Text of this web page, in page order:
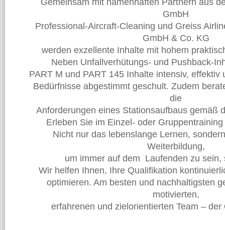
Gemeinsam mit namenhaften Partnern aus
GmbH
Professional-Aircraft-Cleaning und Greiss
GmbH & Co. KG
werden exzellente Inhalte mit hohem
Neben Unfallverhütungs- und Pushback-
PART M und PART 145 Inhalte intensiv, effektiv
Bedürfnisse abgestimmt geschult. Zudem
die
Anforderungen eines Stationsaufbaus gemäß
Erleben Sie im Einzel- oder
Nicht nur das lebenslange Lernen,
Weiterbildung,
um immer auf dem Laufenden zu sein,
Wir helfen Ihnen, Ihre Qualifikation
optimieren. Am besten und nachhaltigsten
motivierten,
erfahrenen und zielorientierten Team – der